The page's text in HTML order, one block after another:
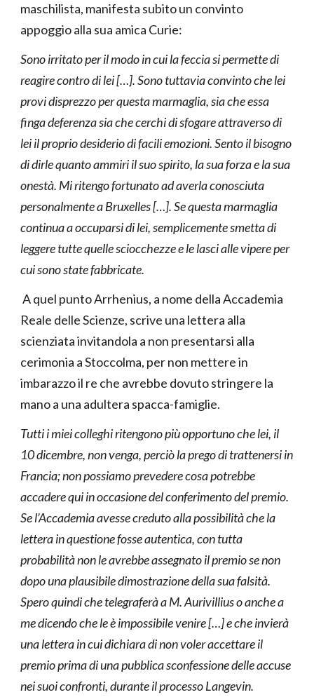
maschilista, manifesta subito un convinto
appoggio alla sua amica Curie:
Sono irritato per il modo in cui la feccia si permette di
reagire contro di lei […]. Sono tuttavia convinto che lei
provi disprezzo per questa marmaglia, sia che essa
finga deferenza sia che cerchi di sfogare attraverso di
lei il proprio desiderio di facili emozioni. Sento il bisogno
di dirle quanto ammiri il suo spirito, la sua forza e la sua
onestà. Mi ritengo fortunato ad averla conosciuta
personalmente a Bruxelles […]. Se questa marmaglia
continua a occuparsi di lei, semplicemente smetta di
leggere tutte quelle sciocchezze e le lasci alle vipere per
cui sono state fabbricate.
A quel punto Arrhenius, a nome della Accademia
Reale delle Scienze, scrive una lettera alla
scienziata invitandola a non presentarsi alla
cerimonia a Stoccolma, per non mettere in
imbarazzo il re che avrebbe dovuto stringere la
mano a una adultera spacca-famiglie.
Tutti i miei colleghi ritengono più opportuno che lei, il
10 dicembre, non venga, perciò la prego di trattenersi in
Francia; non possiamo prevedere cosa potrebbe
accadere qui in occasione del conferimento del premio.
Se l’Accademia avesse creduto alla possibilità che la
lettera in questione fosse autentica, con tutta
probabilità non le avrebbe assegnato il premio se non
dopo una plausibile dimostrazione della sua falsità.
Spero quindi che telegraferà a M. Aurivillius o anche a
me dicendo che le è impossibile venire […] e che invierà
una lettera in cui dichiara di non voler accettare il
premio prima di una pubblica sconfessione delle accuse
nei suoi confronti, durante il processo Langevin.